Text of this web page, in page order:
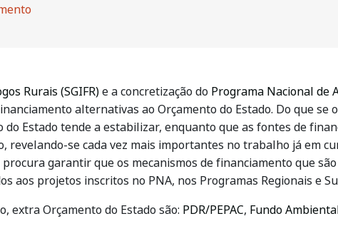
Rurais (SGIFR)e a concretização do Programa Nacional de
alternativas ao Orçamento do Estado. Do que se
Estado tende a estabilizar, enquanto que as fontes de
revelando-se cada vez mais importantes no trabalho já em
garantir que os mecanismos de financiamento que
aos projetos inscritos no PNA, nos Programas Regionais e
extra Orçamento do Estado são: PDR/PEPAC, Fundo